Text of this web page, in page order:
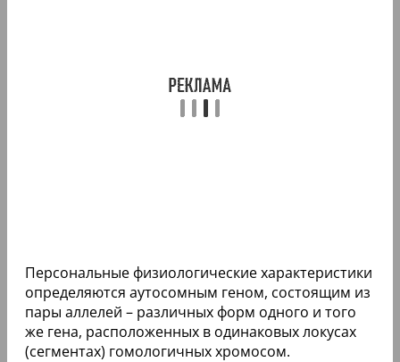
Персональные физиологические характеристики
определяются аутосомным геном, состоящим из
пары аллелей – различных форм одного и того
же гена, расположенных в одинаковых локусах
(сегментах) гомологичных хромосом.